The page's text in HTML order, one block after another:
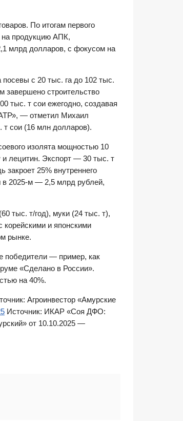
По итогам первого
на продукцию АПК,
млрд долларов, с фокусом на
с 20 тыс. га до 102 тыс.
завершено строительство
тыс. т сои ежегодно, создавая
— отметил Михаил
т сои (16 млн долларов).
изолята мощностью 10
и лецитин. Экспорт — 30 тыс. т
25% внутреннего
в 2025-м — 2,5 млрд рублей,
тыс. т/год), муки (24 тыс. т),
корейскими и японскими
рынке.
победители — пример, как
«Сделано в России».
на 40%.
Агроинвестор «Амурские
Источник: ИКАР «Соя ДФО:
от 10.10.2025 —